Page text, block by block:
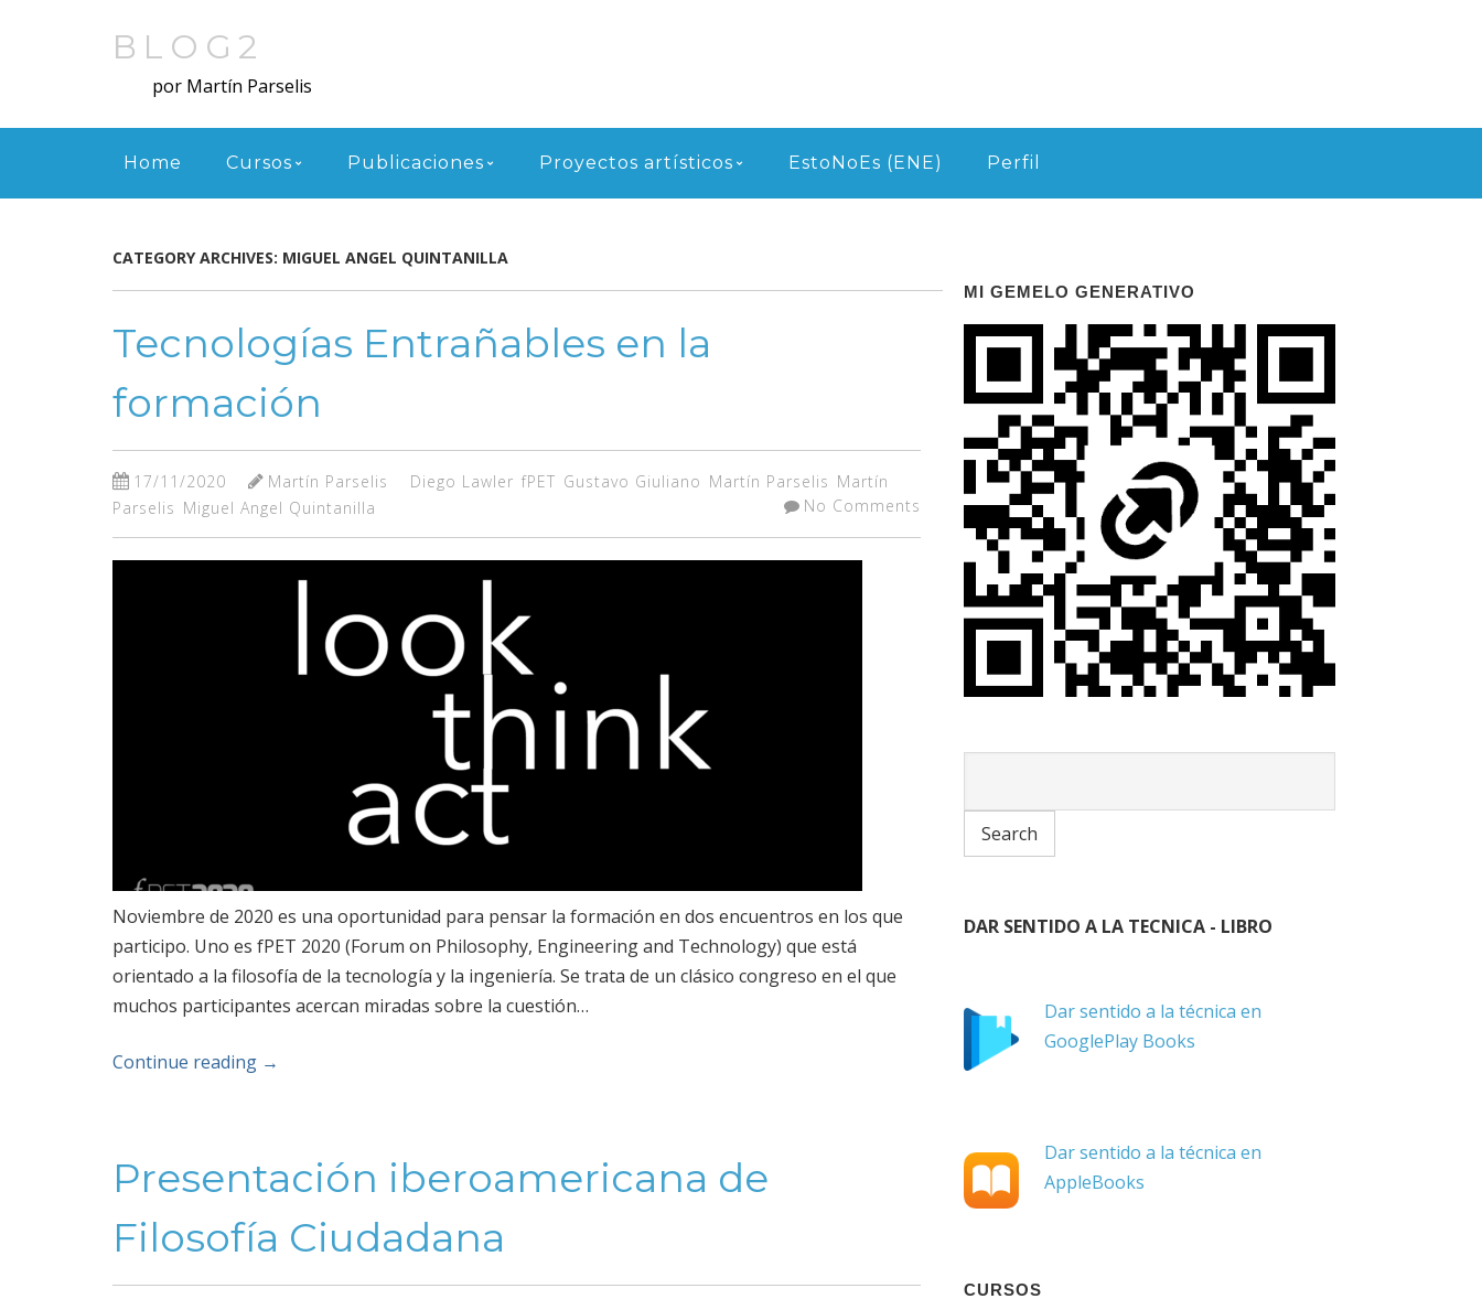
BLOG2
por Martín Parselis
Menu
Home Cursos Publicaciones Proyectos artísticos EstoNoEs (ENE) Perfil
CATEGORY ARCHIVES: MIGUEL ANGEL QUINTANILLA
Tecnologías Entrañables en la
formación
17/11/2020 Martín Parselis Diego Lawler fPET Gustavo Giuliano Martín Parselis Martín
Parselis Miguel Angel Quintanilla No Comments
Noviembre de 2020 es una oportunidad para pensar la formación en dos encuentros en los que
participo. Uno es fPET 2020 (Forum on Philosophy, Engineering and Technology) que está
orientado a la filosofía de la tecnología y la ingeniería. Se trata de un clásico congreso en el que
muchos participantes acercan miradas sobre la cuestión…
Continue reading →
Presentación iberoamericana de
Filosofía Ciudadana
MI GEMELO GENERATIVO
DAR SENTIDO A LA TECNICA - LIBRO
Dar sentido a la técnica en
GooglePlay Books
Dar sentido a la técnica en
AppleBooks
CURSOS